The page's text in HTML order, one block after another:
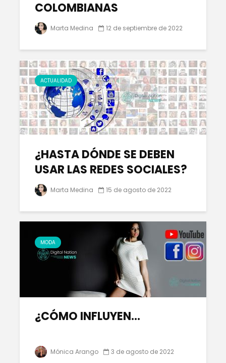
COLOMBIANAS
Marta Medina 12 de septiembre de 2022
ACTUALIDAD
¿HASTA DÓNDE SE DEBEN
USAR LAS REDES SOCIALES?
Marta Medina 15 de agosto de 2022
MODA
¿CÓMO INFLUYEN…
Mónica Arango 3 de agosto de 2022